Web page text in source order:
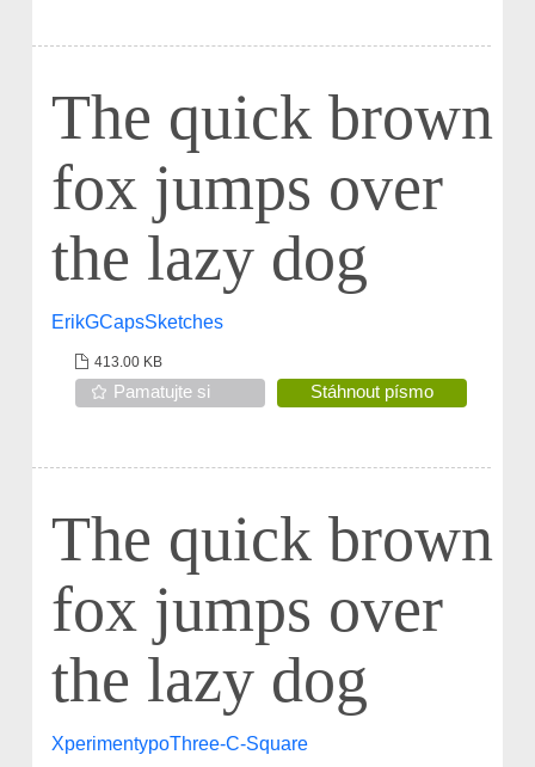
The quick brown
fox jumps over
the lazy dog
ErikGCapsSketches
413.00 KB
Pamatujte si Stáhnout písmo
The quick brown
fox jumps over
the lazy dog
XperimentypoThree-C-Square